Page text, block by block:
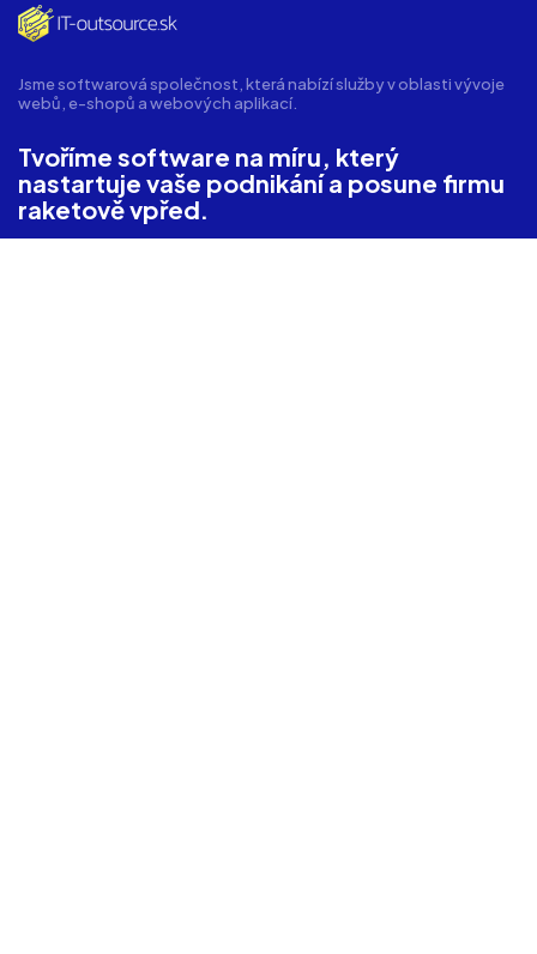
Jsme softwarová společnost, která nabízí služby v oblasti vývoje
webů, e-shopů a webových aplikací.
Tvoříme software na míru, který
nastartuje vaše podnikání a posune firmu
raketově vpřed.